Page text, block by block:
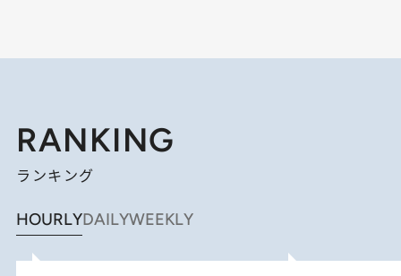
RANKING
ランキング
HOURLYDAILYWEEKLY